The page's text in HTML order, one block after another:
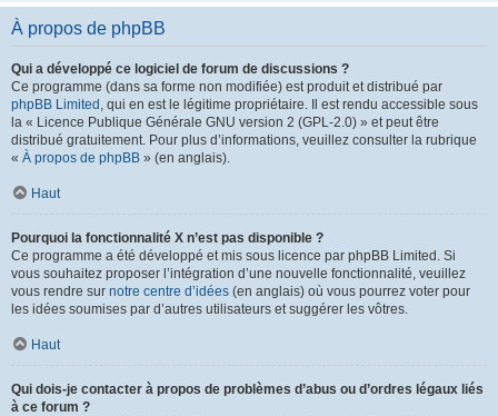
À propos de phpBB
Qui a développé ce logiciel de forum de discussions ?
Ce programme (dans sa forme non modifiée) est produit et distribué par
phpBB Limited , qui en est le légitime propriétaire. Il est rendu accessible sous
la « Licence Publique Générale GNU version 2 (GPL-2.0) » et peut être
distribué gratuitement. Pour plus d’informations, veuillez consulter la rubrique
« À propos de phpBB » (en anglais).
Haut
Pourquoi la fonctionnalité X n’est pas disponible ?
Ce programme a été développé et mis sous licence par phpBB Limited. Si
vous souhaitez proposer l’intégration d’une nouvelle fonctionnalité, veuillez
vous rendre sur notre centre d’idées (en anglais) où vous pourrez voter pour
les idées soumises par d’autres utilisateurs et suggérer les vôtres.
Haut
Qui dois-je contacter à propos de problèmes d’abus ou d’ordres légaux liés
à ce forum ?